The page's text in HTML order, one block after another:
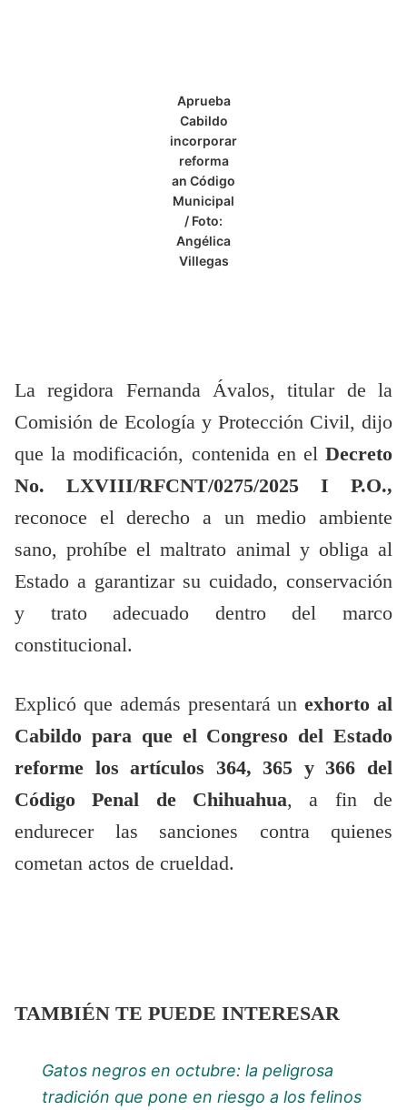
Aprueba
Cabildo
incorporar
reforma
an Código
Municipal
/ Foto:
Angélica
Villegas
La regidora Fernanda Ávalos, titular de la
Comisión de Ecología y Protección Civil, dijo
que la modificación, contenida en el Decreto
No. LXVIII/RFCNT/0275/2025 I P.O.,
reconoce el derecho a un medio ambiente
sano, prohíbe el maltrato animal y obliga al
Estado a garantizar su cuidado, conservación
y trato adecuado dentro del marco
constitucional.
Explicó que además presentará unexhorto al
Cabildo para que el Congreso del Estado
reforme los artículos 364, 365 y 366 del
Código Penal de Chihuahua, a fin de
endurecer las sanciones contra quienes
cometan actos de crueldad.
TAMBIÉN TE PUEDE INTERESAR
Gatos negros en octubre: la peligrosa
tradición que pone en riesgo a los felinos